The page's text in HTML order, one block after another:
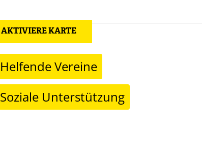
AKTIVIERE KARTE
Helfende Vereine
Soziale Unterstützung